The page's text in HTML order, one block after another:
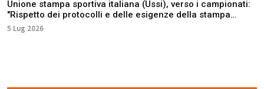
Unione stampa sportiva italiana (Ussi), verso i campionati:
"Rispetto dei protocolli e delle esigenze della stampa
sportiva"
5 Lug 2026